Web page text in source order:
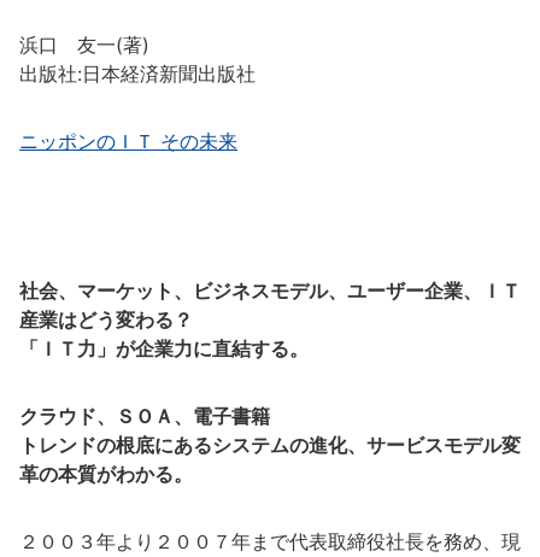
浜口 友一(著)
出版社:日本経済新聞出版社
ニッポンのＩＴ その未来
社会、マーケット、ビジネスモデル、ユーザー企業、ＩＴ
産業はどう変わる？
「ＩＴ力」が企業力に直結する。
クラウド、ＳＯＡ、電子書籍
トレンドの根底にあるシステムの進化、サービスモデル変
革の本質がわかる。
２００３年より２００７年まで代表取締役社長を務め、現